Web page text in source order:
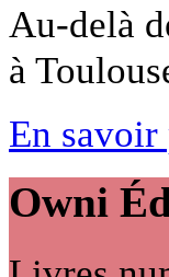
Au-delà
à
En savoir
Owni